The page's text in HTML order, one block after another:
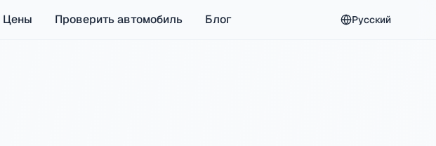
Цены
Проверить автомобиль Блог Русский